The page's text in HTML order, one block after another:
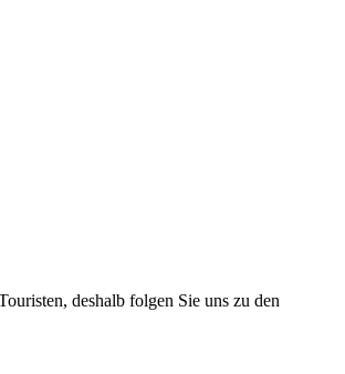
deshalb folgen Sie uns zu den